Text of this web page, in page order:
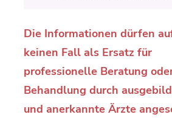
Die Informationen dürfen
keinen Fall als Ersatz für
professionelle Beratung
Behandlung durch
und anerkannte Ärzte